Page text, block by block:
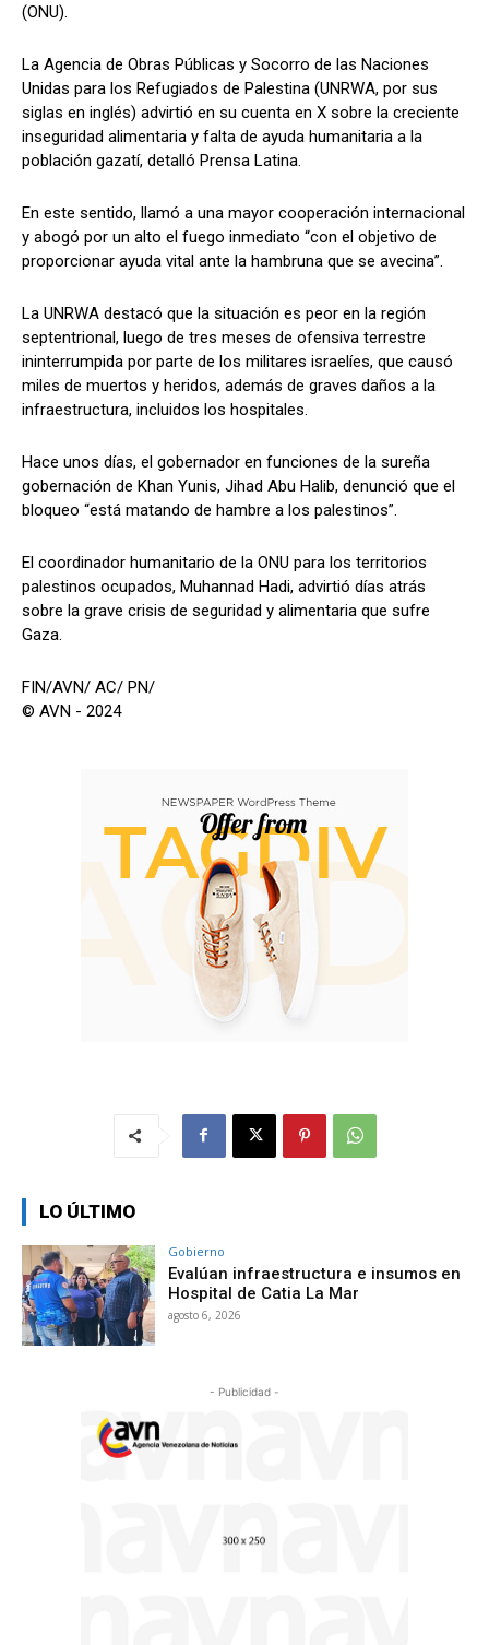
(ONU).
La Agencia de Obras Públicas y Socorro de las Naciones
Unidas para los Refugiados de Palestina (UNRWA, por sus
siglas en inglés) advirtió en su cuenta en X sobre la creciente
inseguridad alimentaria y falta de ayuda humanitaria a la
población gazatí, detalló Prensa Latina.
En este sentido, llamó a una mayor cooperación internacional
y abogó por un alto el fuego inmediato “con el objetivo de
proporcionar ayuda vital ante la hambruna que se avecina”.
La UNRWA destacó que la situación es peor en la región
septentrional, luego de tres meses de ofensiva terrestre
ininterrumpida por parte de los militares israelíes, que causó
miles de muertos y heridos, además de graves daños a la
infraestructura, incluidos los hospitales.
Hace unos días, el gobernador en funciones de la sureña
gobernación de Khan Yunis, Jihad Abu Halib, denunció que el
bloqueo “está matando de hambre a los palestinos”.
El coordinador humanitario de la ONU para los territorios
palestinos ocupados, Muhannad Hadi, advirtió días atrás
sobre la grave crisis de seguridad y alimentaria que sufre
Gaza.
FIN/AVN/ AC/ PN/
© AVN - 2024
LO ÚLTIMO
Gobierno
Evalúan infraestructura e insumos en
Hospital de Catia La Mar
agosto 6, 2026
- Publicidad -